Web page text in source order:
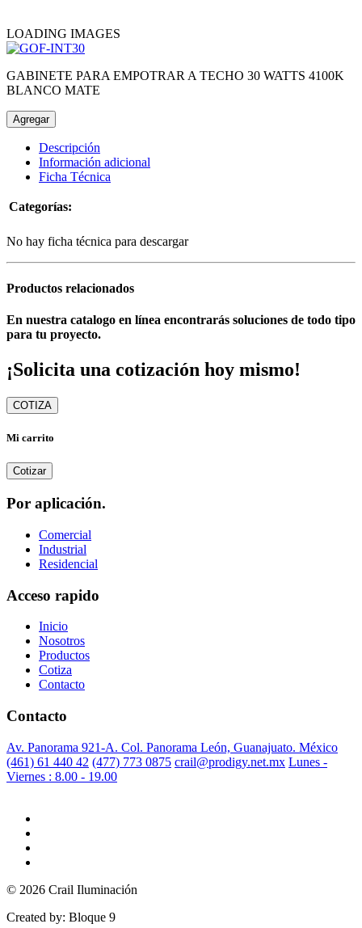
LOADING IMAGES
GABINETE PARA EMPOTRAR A TECHO 30 WATTS 4100K
BLANCO MATE
Agregar
Descripción
Información adicional
Ficha Técnica
Categorías:
No hay ficha técnica para descargar
Productos relacionados
En nuestra catalogo en línea encontrarás soluciones de todo tipo
para tu proyecto.
¡Solicita una cotización hoy mismo!
COTIZA
Mi carrito
Cotizar
Por aplicación.
Comercial
Industrial
Residencial
Acceso rapido
Inicio
Nosotros
Productos
Cotiza
Contacto
Contacto
Av. Panorama 921-A. Col. Panorama León, Guanajuato. México
(461) 61 440 42 (477) 773 0875 crail@prodigy.net.mx Lunes -
Viernes : 8.00 - 19.00
© 2026 Crail Iluminación
Created by: Bloque 9